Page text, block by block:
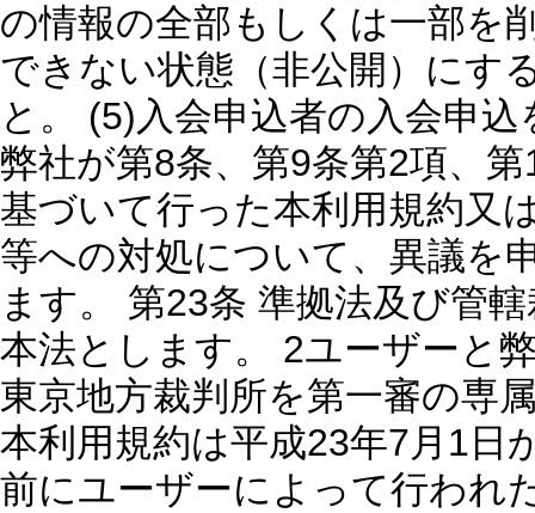
の情報の全部もしくは一部を
できない状態（非公開）にす
と。 (5)入会申込者の入会申
弊社が第8条、第9条第2項、
基づいて行った本利用規約又
等への対処について、異議を
ます。 第23条 準拠法及び管
本法とします。 2ユーザーと
東京地方裁判所を第一審の専
本利用規約は平成23年7月1日
前にユーザーによって行われ